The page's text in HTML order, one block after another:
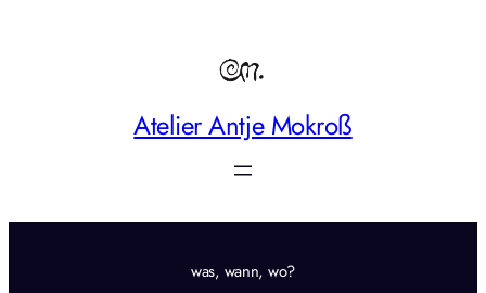
Atelier Antje Mokroß
was, wann, wo?